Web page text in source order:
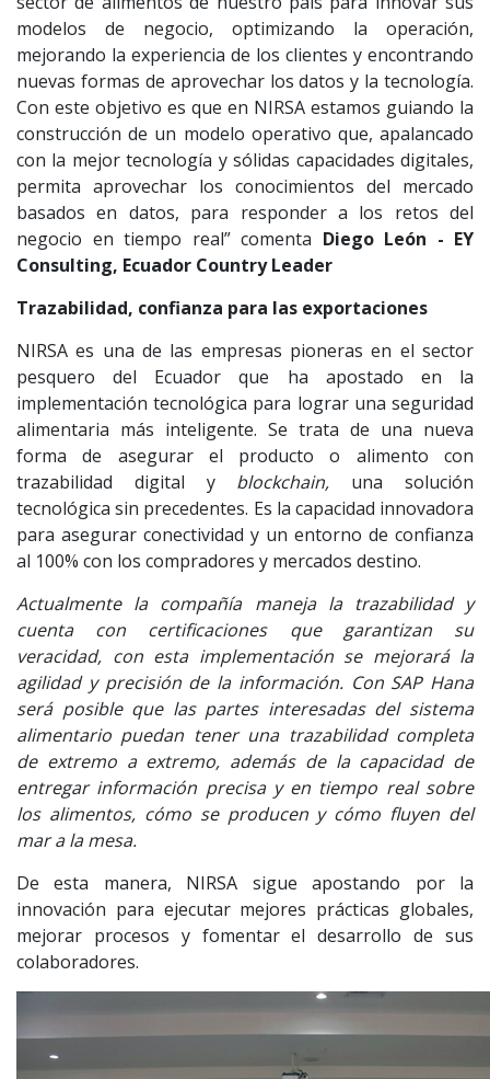
modelos de negocio, optimizando la operación,
mejorando la experiencia de los clientes y encontrando
nuevas formas de aprovechar los datos y la tecnología.
Con este objetivo es que en NIRSA estamos guiando la
construcción de un modelo operativo que, apalancado
con la mejor tecnología y sólidas capacidades digitales,
permita aprovechar los conocimientos del mercado
basados en datos, para responder a los retos del
negocio en tiempo real” comenta Diego León - EY
Consulting, Ecuador Country Leader
Trazabilidad, confianza para las exportaciones
NIRSA es una de las empresas pioneras en el sector
pesquero del Ecuador que ha apostado en la
implementación tecnológica para lograr una seguridad
alimentaria más inteligente. Se trata de una nueva
forma de asegurar el producto o alimento con
trazabilidad digital y blockchain, una solución
tecnológica sin precedentes. Es la capacidad innovadora
para asegurar conectividad y un entorno de confianza
al 100% con los compradores y mercados destino.
Actualmente la compañía maneja la trazabilidad y
cuenta con certificaciones que garantizan su
veracidad, con esta implementación se mejorará la
agilidad y precisión de la información. Con SAP Hana
será posible que las partes interesadas del sistema
alimentario puedan tener una trazabilidad completa
de extremo a extremo, además de la capacidad de
entregar información precisa y en tiempo real sobre
los alimentos, cómo se producen y cómo fluyen del
mar a la mesa.
De esta manera, NIRSA sigue apostando por la
innovación para ejecutar mejores prácticas globales,
mejorar procesos y fomentar el desarrollo de sus
colaboradores.